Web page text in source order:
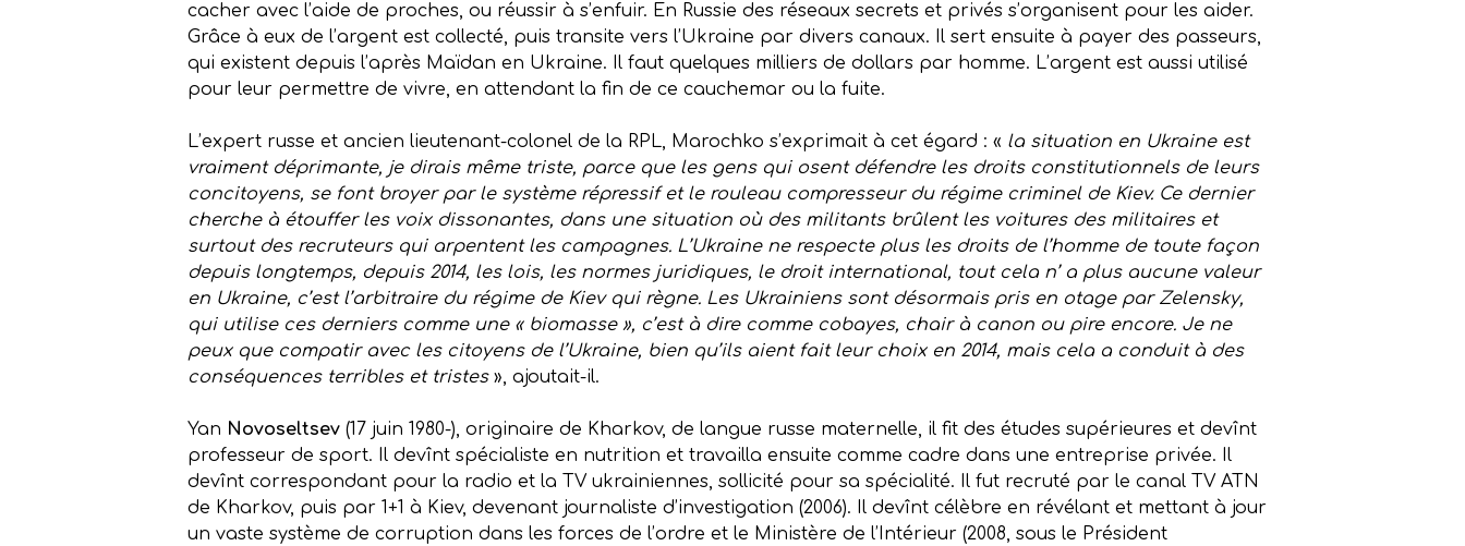
cacher avec l’aide de proches, ou réussir à s’enfuir. En Russie des réseaux secrets et privés s’organisent pour les aider.
Grâce à eux de l’argent est collecté, puis transite vers l’Ukraine par divers canaux. Il sert ensuite à payer des passeurs,
qui existent depuis l’après Maïdan en Ukraine. Il faut quelques milliers de dollars par homme. L’argent est aussi utilisé
pour leur permettre de vivre, en attendant la fin de ce cauchemar ou la fuite.
L’expert russe et ancien lieutenant-colonel de la RPL, Marochko s’exprimait à cet égard : « la situation en Ukraine est
vraiment déprimante, je dirais même triste, parce que les gens qui osent défendre les droits constitutionnels de leurs
concitoyens, se font broyer par le système répressif et le rouleau compresseur du régime criminel de Kiev. Ce dernier
cherche à étouffer les voix dissonantes, dans une situation où des militants brûlent les voitures des militaires et
surtout des recruteurs qui arpentent les campagnes. L’Ukraine ne respecte plus les droits de l’homme de toute façon
depuis longtemps, depuis 2014, les lois, les normes juridiques, le droit international, tout cela n’ a plus aucune valeur
en Ukraine, c’est l’arbitraire du régime de Kiev qui règne. Les Ukrainiens sont désormais pris en otage par Zelensky,
qui utilise ces derniers comme une « biomasse », c’est à dire comme cobayes, chair à canon ou pire encore. Je ne
peux que compatir avec les citoyens de l’Ukraine, bien qu’ils aient fait leur choix en 2014, mais cela a conduit à des
conséquences terribles et tristes », ajoutait-il.
Yan Novoseltsev(17 juin 1980-), originaire de Kharkov, de langue russe maternelle, il fit des études supérieures et devînt
professeur de sport. Il devînt spécialiste en nutrition et travailla ensuite comme cadre dans une entreprise privée. Il
devînt correspondant pour la radio et la TV ukrainiennes, sollicité pour sa spécialité. Il fut recruté par le canal TV ATN
de Kharkov, puis par 1+1 à Kiev, devenant journaliste d’investigation (2006). Il devînt célèbre en révélant et mettant à jour
un vaste système de corruption dans les forces de l’ordre et le Ministère de l’Intérieur (2008, sous le Président